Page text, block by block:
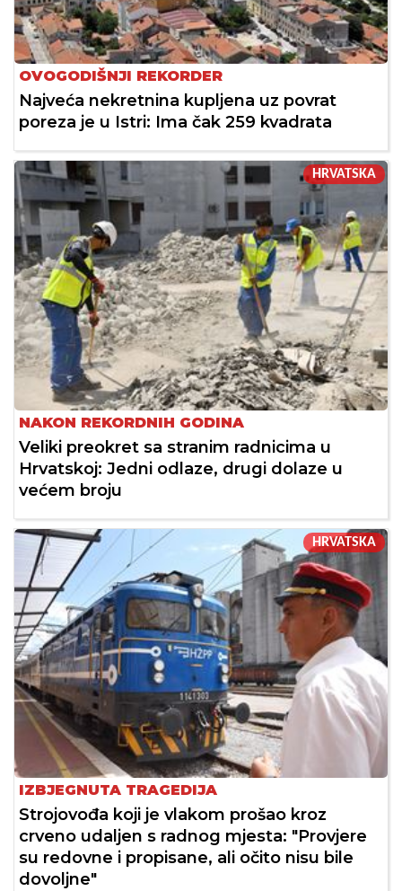
OVOGODIŠNJI REKORDER
Najveća nekretnina kupljena uz povrat
poreza je u Istri: Ima čak 259 kvadrata
HRVATSKA
NAKON REKORDNIH GODINA
Veliki preokret sa stranim radnicima u
Hrvatskoj: Jedni odlaze, drugi dolaze u
većem broju
HRVATSKA
IZBJEGNUTA TRAGEDIJA
Strojovođa koji je vlakom prošao kroz
crveno udaljen s radnog mjesta: "Provjere
su redovne i propisane, ali očito nisu bile
dovoljne"